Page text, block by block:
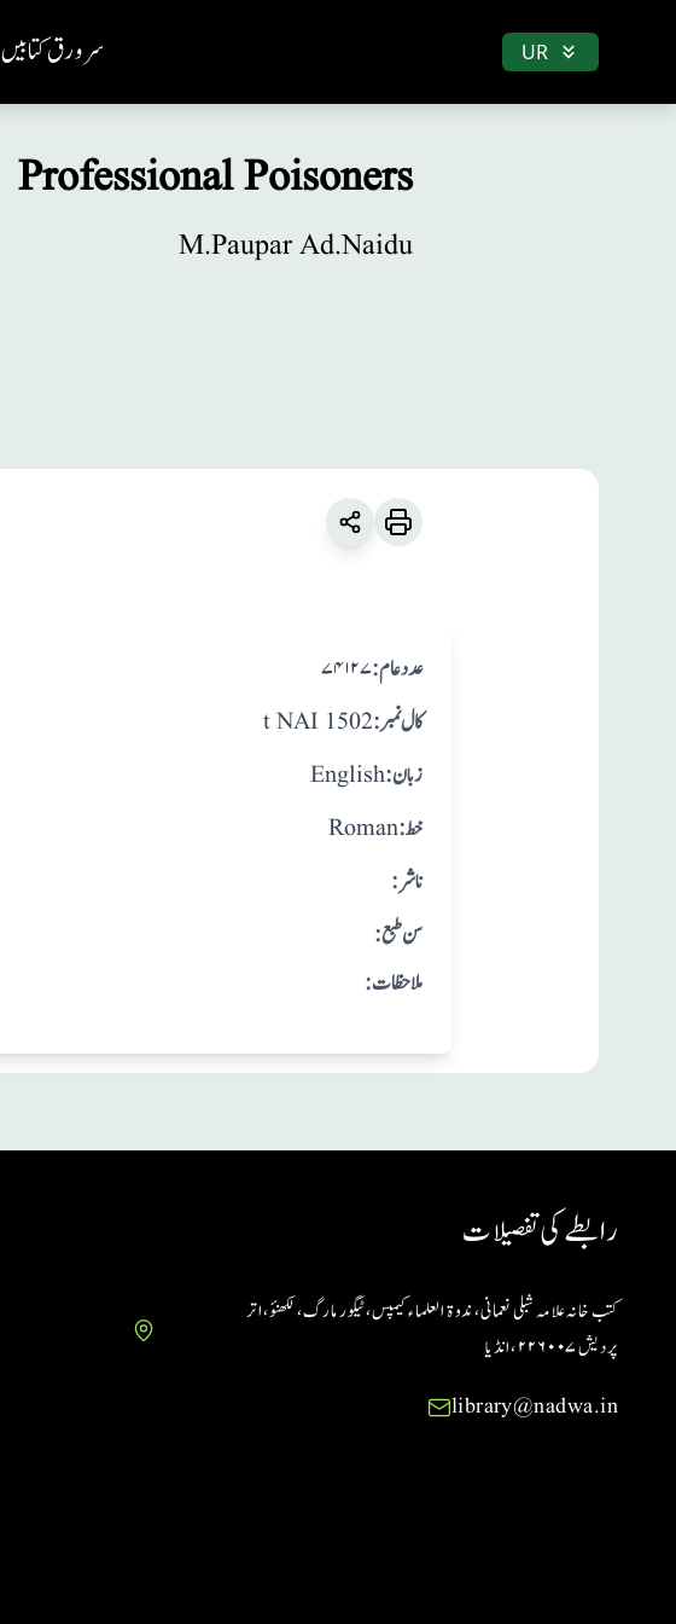
کتابیںسر ورق UR
Professional Poisoners
M.Paupar Ad.Naidu
۷۴۱۲۷ :عدد عام
t NAI 1502 :کال نمبر
English :زبان
Roman :خط
:ناشر
: سن طبع
:ملاحظات
رابطے کی تفصیلات
کتب خانہ علامہ شبلی نعمانی، ندوۃ العلماء کیمپس، ٹیگور مارگ، لکھنؤ، اتر
پردیش ۲۲۶۰۰۷ ،انڈیا
library@nadwa.in